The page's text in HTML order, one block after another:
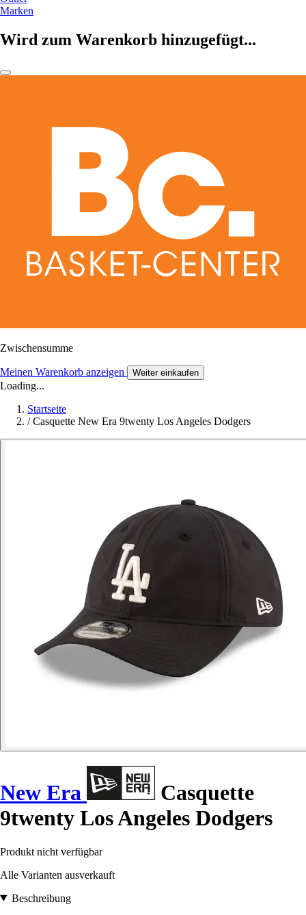
Marken
Wird zum Warenkorb hinzugefügt...
Zwischensumme
Meinen Warenkorb anzeigen Weiter einkaufen
Loading...
Startseite
/ Casquette New Era 9twenty Los Angeles Dodgers
New Era
Casquette
9twenty Los Angeles Dodgers
Produkt nicht verfügbar
Alle Varianten ausverkauft
Beschreibung